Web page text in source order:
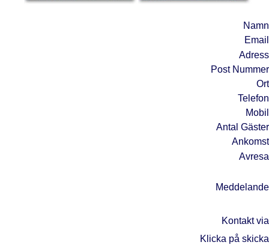
Namn
Email
Adress
Post Nummer
Ort
Telefon
Mobil
Antal Gäster
Ankomst
Avresa
Meddelande
Kontakt via
Klicka på skicka